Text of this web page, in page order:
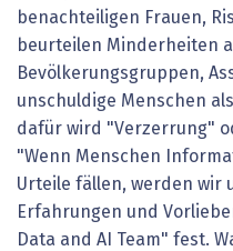
benachteiligen Frauen,
beurteilen Minderheiten
Bevölkerungsgruppen,
unschuldige Menschen
dafür wird "Verzerrung"
"Wenn Menschen
Urteile fällen, werden wir
Erfahrungen und
Data and AI Team" fest.